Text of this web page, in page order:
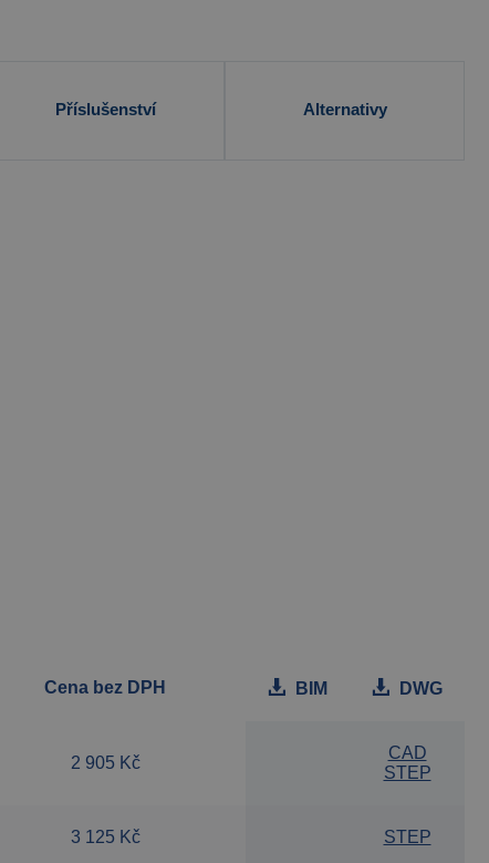
Příslušenství Alternativy
Cena bez DPH BIM DWG
2 905 Kč
CAD
STEP
3 125 Kč STEP